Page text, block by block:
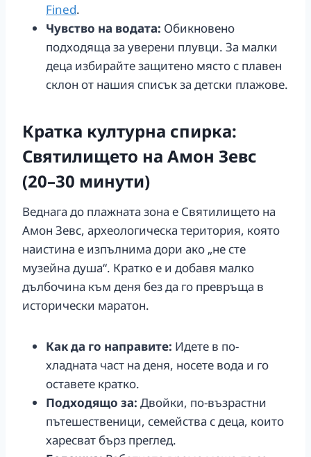
Fined.
Чувство на водата: Обикновено
подходяща за уверени плувци. За малки
деца избирайте защитено място с плавен
склон от нашия списък за детски плажове.
Кратка културна спирка:
Святилището на Амон Зевс
(20–30 минути)
Веднага до плажната зона е Святилището на
Амон Зевс, археологическа територия, която
наистина е изпълнима дори ако „не сте
музейна душа“. Кратко е и добавя малко
дълбочина към деня без да го превръща в
исторически маратон.
Как да го направите: Идете в по-
хладната част на деня, носете вода и го
оставете кратко.
Подходящо за: Двойки, по-възрастни
пътешественици, семейства с деца, които
харесват бърз преглед.